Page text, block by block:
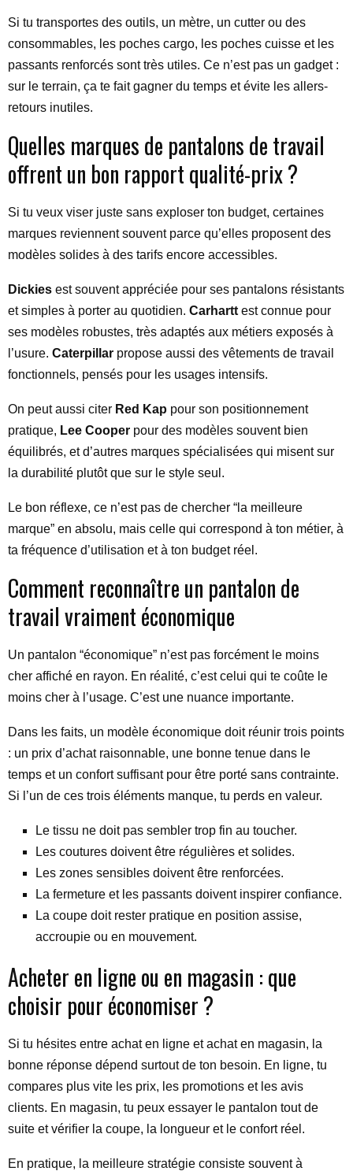
Si tu transportes des outils, un mètre, un cutter ou des
consommables, les poches cargo, les poches cuisse et les
passants renforcés sont très utiles. Ce n’est pas un gadget :
sur le terrain, ça te fait gagner du temps et évite les allers-
retours inutiles.
Quelles marques de pantalons de travail
offrent un bon rapport qualité-prix ?
Si tu veux viser juste sans exploser ton budget, certaines
marques reviennent souvent parce qu’elles proposent des
modèles solides à des tarifs encore accessibles.
Dickies est souvent appréciée pour ses pantalons résistants
et simples à porter au quotidien. Carhartt est connue pour
ses modèles robustes, très adaptés aux métiers exposés à
l’usure. Caterpillar propose aussi des vêtements de travail
fonctionnels, pensés pour les usages intensifs.
On peut aussi citer Red Kap pour son positionnement
pratique, Lee Cooper pour des modèles souvent bien
équilibrés, et d’autres marques spécialisées qui misent sur
la durabilité plutôt que sur le style seul.
Le bon réflexe, ce n’est pas de chercher “la meilleure
marque” en absolu, mais celle qui correspond à ton métier, à
ta fréquence d’utilisation et à ton budget réel.
Comment reconnaître un pantalon de
travail vraiment économique
Un pantalon “économique” n’est pas forcément le moins
cher affiché en rayon. En réalité, c’est celui qui te coûte le
moins cher à l’usage. C’est une nuance importante.
Dans les faits, un modèle économique doit réunir trois points
: un prix d’achat raisonnable, une bonne tenue dans le
temps et un confort suffisant pour être porté sans contrainte.
Si l’un de ces trois éléments manque, tu perds en valeur.
Le tissu ne doit pas sembler trop fin au toucher.
Les coutures doivent être régulières et solides.
Les zones sensibles doivent être renforcées.
La fermeture et les passants doivent inspirer confiance.
La coupe doit rester pratique en position assise,
accroupie ou en mouvement.
Acheter en ligne ou en magasin : que
choisir pour économiser ?
Si tu hésites entre achat en ligne et achat en magasin, la
bonne réponse dépend surtout de ton besoin. En ligne, tu
compares plus vite les prix, les promotions et les avis
clients. En magasin, tu peux essayer le pantalon tout de
suite et vérifier la coupe, la longueur et le confort réel.
En pratique, la meilleure stratégie consiste souvent à